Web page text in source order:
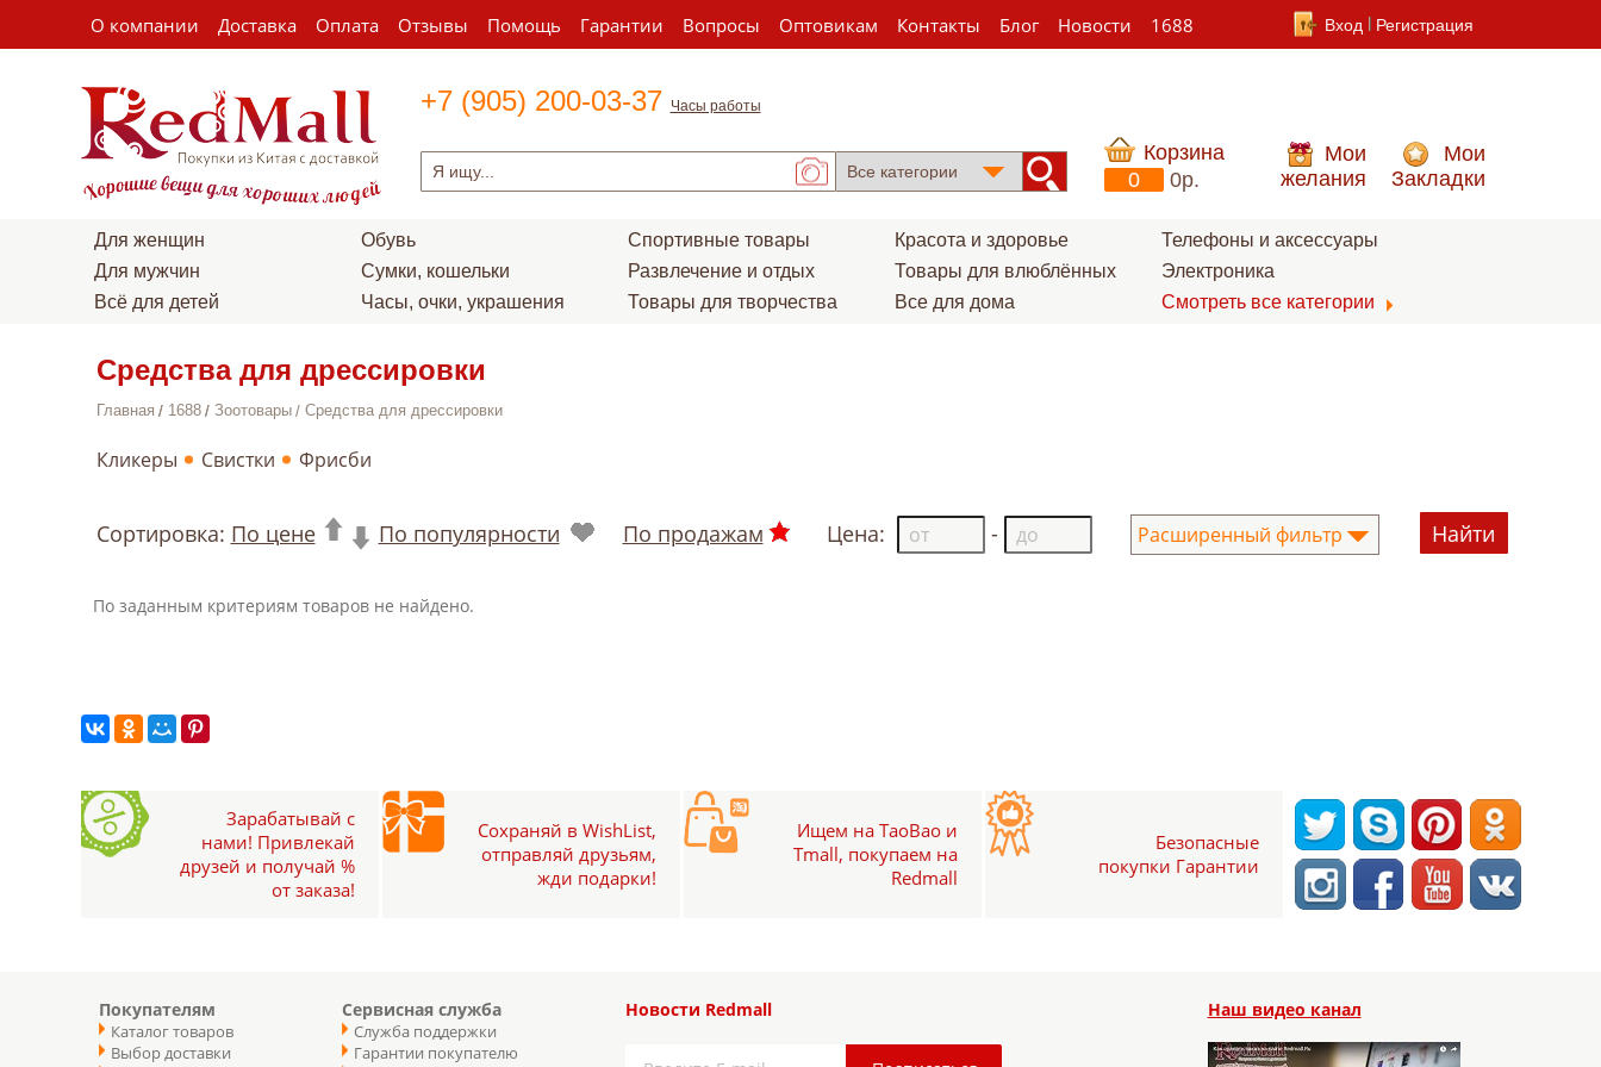
О компании Доставка Оплата Отзывы Помощь Гарантии Вопросы Оптовикам Контакты Блог Новости 1688 Вход Регистрация
+7 (905) 200-03-37 Часы работы
Корзина
0
0p.
Мои
желания
Мои
Закладки
Для женщин
Для мужчин
Всё для детей
Обувь
Сумки, кошельки
Часы, очки, украшения
Спортивные товары
Развлечение и отдых
Товары для творчества
Красота и здоровье
Товары для влюблённых
Все для дома
Телефоны и аксессуары
Электроника
Смотреть все категории
Средства для дрессировки
Главная 1688 Зоотовары Средства для дрессировки
Кликеры Свистки Фрисби
Сортировка: По цене По популярности По продажам Цена: - Расширенный фильтр
По заданным критериям товаров не найдено.
Зарабатывай с
нами! Привлекай
друзей и получай %
от заказа!
Сохраняй в WishList,
отправляй друзьям,
жди подарки!
Ищем на TaoBao и
Tmall, покупаем на
Redmall
Безопасные
покупки Гарантии
Покупателям
Каталог товаров
Выбор доставки
Сервисная служба
Служба поддержки
Гарантии покупателю
Новости Redmall Наш видео канал